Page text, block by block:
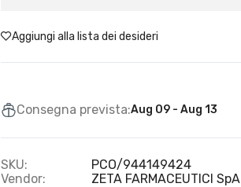
Aggiungi alla lista dei desideri
Consegna prevista:Aug 09 - Aug 13
SKU:
PCO/944149424
Vendor:
ZETA FARMACEUTICI SpA